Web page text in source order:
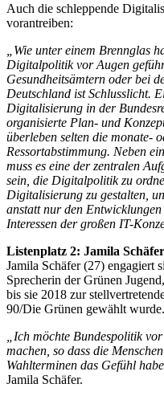
Auch die schleppende
vorantreiben:
„Wie unter einem Brennglas
Digitalpolitik vor Augen
Gesundheitsämtern oder bei
Deutschland ist Schlusslicht.
Digitalisierung in der
organisierte Plan- und
überleben selten die monate-
Ressortabstimmung. Neben
muss es eine der zentralen
sein, die Digitalpolitik zu
Digitalisierung zu gestalten,
anstatt nur den
Interessen der großen IT-
Listenplatz 2: Jamila
Jamila Schäfer (27) engagiert
Sprecherin der Grünen
bis sie 2018 zur
90/Die Grünen gewählt wurde.
„Ich möchte Bundespolitik
machen, so dass die
Wahlterminen das Gefühl
Jamila Schäfer.